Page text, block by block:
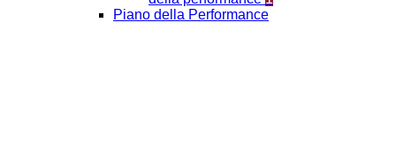
Piano della Performance